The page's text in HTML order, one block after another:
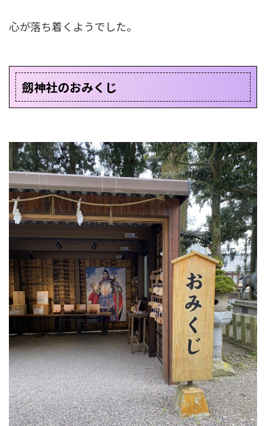
心が落ち着くようでした。
劔神社のおみくじ